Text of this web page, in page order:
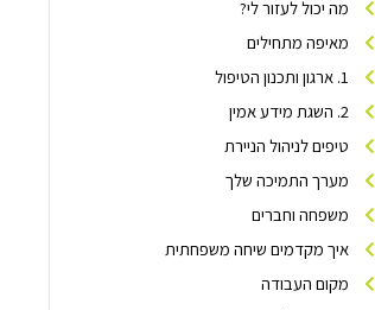
מה יכול לעזור לי?
מאיפה מתחילים
1. ארגון ותכנון הטיפול
2. השגת מידע אמין
טיפים לניהול הניירת
מערך התמיכה שלך
משפחה וחברים
איך מקדמים שיחה משפחתית
מקום העבודה